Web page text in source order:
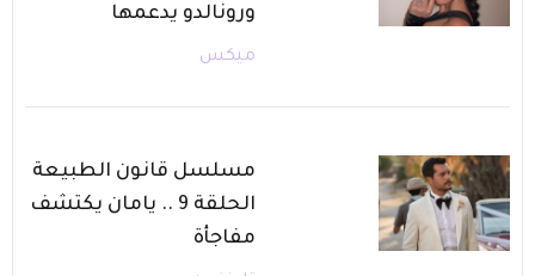
ورونالدو يدعمها
ميكس
مسلسل قانون الطبيعة
الحلقة 9 .. يامان يكتشف
مفاجأة